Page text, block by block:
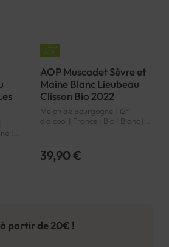
|
AOP Muscadet Sèvre et
Maine Blanc Lieubeau
Clisson Bio 2022
Melon de Bourgogne | 12°
d'alcool | France | Bio | Blanc |
39,90 €
partir de 20€ !